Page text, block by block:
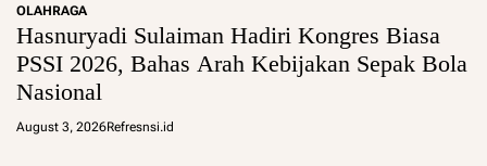
OLAHRAGA
Hasnuryadi Sulaiman Hadiri Kongres Biasa
PSSI 2026, Bahas Arah Kebijakan Sepak Bola
Nasional
August 3, 2026Refresnsi.id